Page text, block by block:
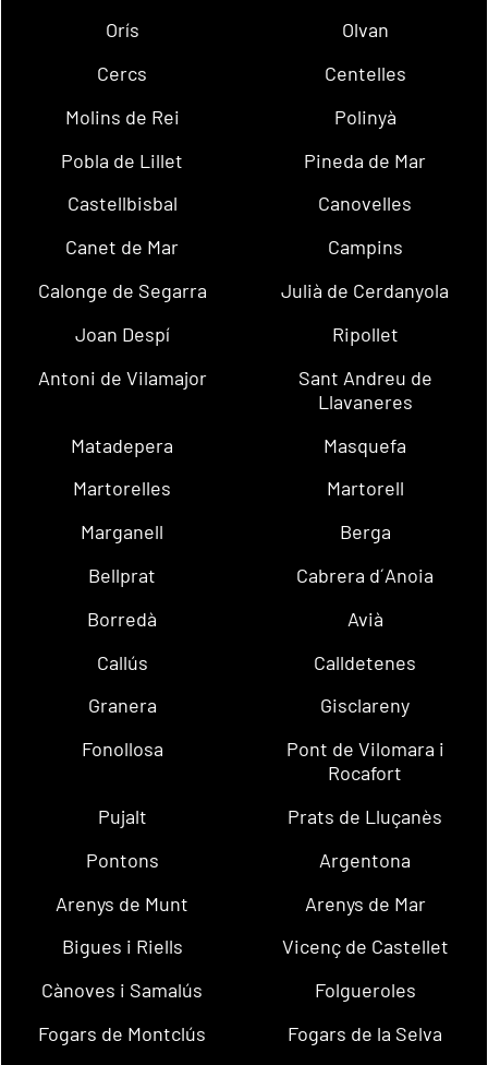
Orís
Olvan
Cercs
Centelles
Molins de Rei
Polinyà
Pobla de Lillet
Pineda de Mar
Castellbisbal
Canovelles
Canet de Mar
Campins
Calonge de Segarra
Julià de Cerdanyola
Joan Despí
Ripollet
Antoni de Vilamajor
Sant Andreu de
Llavaneres
Matadepera
Masquefa
Martorelles
Martorell
Marganell
Berga
Bellprat
Cabrera d´Anoia
Borredà
Avià
Callús
Calldetenes
Granera
Gisclareny
Fonollosa
Pont de Vilomara i
Rocafort
Pujalt
Prats de Lluçanès
Pontons
Argentona
Arenys de Munt
Arenys de Mar
Bigues i Riells
Vicenç de Castellet
Cànoves i Samalús
Folgueroles
Fogars de Montclús
Fogars de la Selva